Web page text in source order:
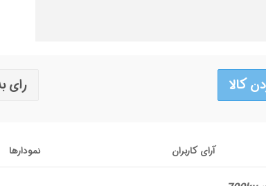
رای کالا
آرای کاربران نمودارها